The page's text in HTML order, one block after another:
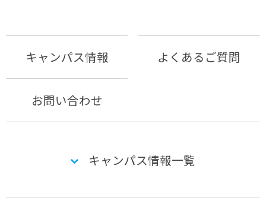
キャンパス情報 よくあるご質問
お問い合わせ
キャンパス情報一覧